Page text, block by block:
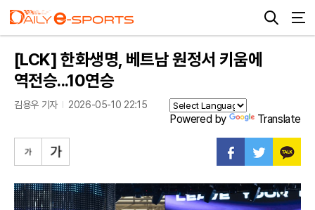
[LCK] 한화생명, 베트남 원정서 키움에
역전승...10연승
김용우 기자 2026-05-10 22:15
Powered by Translate